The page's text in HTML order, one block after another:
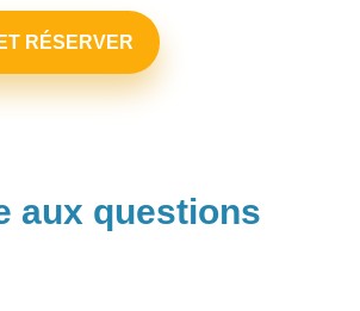
RÉSERVER
aux questions